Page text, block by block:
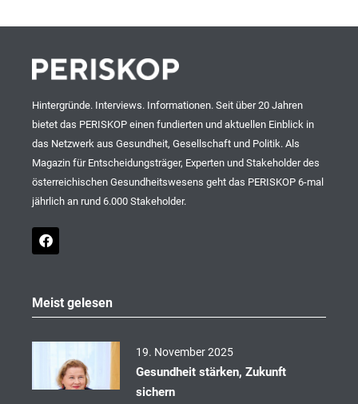
Hintergründe. Interviews. Informationen. Seit über 20 Jahren
bietet das PERISKOP einen fundierten und aktuellen Einblick in
das Netzwerk aus Gesundheit, Gesellschaft und Politik. Als
Magazin für Entscheidungsträger, Experten und Stakeholder des
österreichischen Gesundheitswesens geht das PERISKOP 6-mal
jährlich an rund 6.000 Stakeholder.
F
a
c
o
o
Meist gelesen
19. November 2025
Gesundheit stärken, Zukunft
sichern